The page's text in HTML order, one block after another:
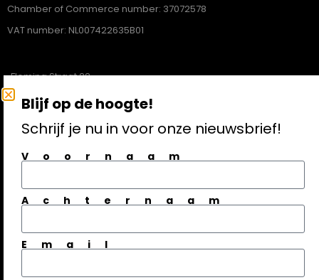
Chamber of Commerce number: 37072578
VAT number: NL007422635B01
Fleming Straat 22
1704SL Heerhugowaard
072-5121620
info@technogamma.nl
Aanmelden nieuwsbrief
Blijf op de hoogte!
Schrijf je nu in voor onze nieuwsbrief!
Voornaam
Achternaam
Email